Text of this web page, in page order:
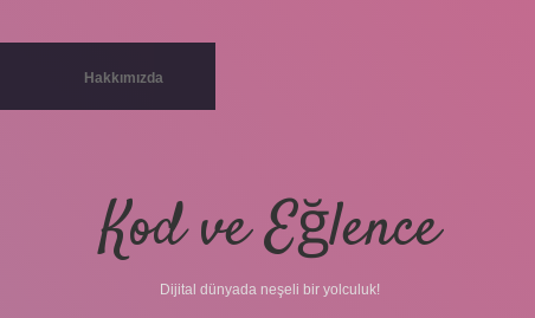
Hakkımızda
Kod ve Eğlence
Dijital dünyada neşeli bir yolculuk!